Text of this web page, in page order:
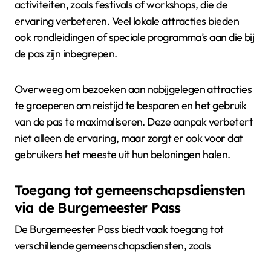
activiteiten, zoals festivals of workshops, die de
ervaring verbeteren. Veel lokale attracties bieden
ook rondleidingen of speciale programma’s aan die bij
de pas zijn inbegrepen.
Overweeg om bezoeken aan nabijgelegen attracties
te groeperen om reistijd te besparen en het gebruik
van de pas te maximaliseren. Deze aanpak verbetert
niet alleen de ervaring, maar zorgt er ook voor dat
gebruikers het meeste uit hun beloningen halen.
Toegang tot gemeenschapsdiensten
via de Burgemeester Pass
De Burgemeester Pass biedt vaak toegang tot
verschillende gemeenschapsdiensten, zoals